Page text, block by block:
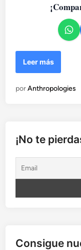
F
R
N
A
Leer más
porAnthropologies
¡No te
Consigue